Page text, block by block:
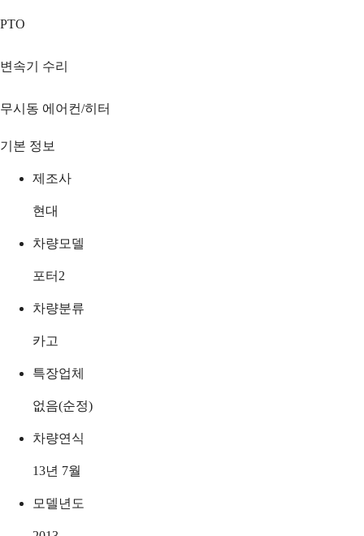
PTO
변속기 수리
무시동 에어컨/히터
기본 정보
제조사
현대
차량모델
포터2
차량분류
카고
특장업체
없음(순정)
차량연식
13년 7월
모델년도